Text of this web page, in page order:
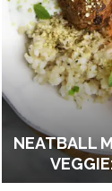
NEATBALL